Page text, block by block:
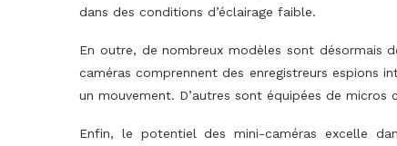
dans des conditions d’éclairage faible.
En outre, de nombreux modèles sont désormais
caméras comprennent des enregistreurs espions
un mouvement. D’autres sont équipées de
Enfin, le potentiel des mini-caméras excelle